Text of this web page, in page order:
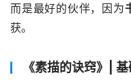
而是最好的伙伴，因为
获。
《素描的诀窍》|